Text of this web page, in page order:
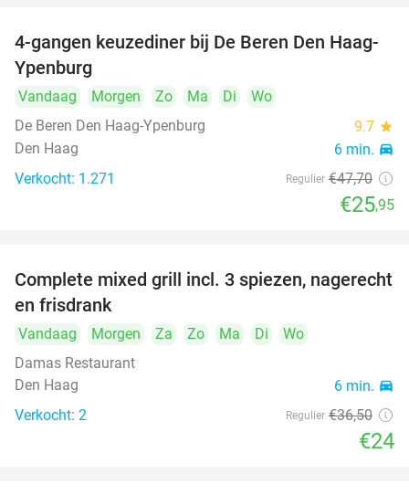
food
food
food
46%
4-gangen keuzediner bij De Beren Den Haag-
Ypenburg
Vandaag Morgen Zo Ma Di
Wo
De Beren Den Haag-Ypenburg
9.7 star
Den Haag 6 min. directions_car
Verkocht: 1.271 Regulier €47,70
€25,95
34%
Complete mixed grill incl. 3 spiezen, nagerecht
en frisdrank
Vandaag Morgen Za Zo Ma Di
Wo
Damas Restaurant
Den Haag
6 min. directions_car
Verkocht: 2 Regulier €36,50
€24